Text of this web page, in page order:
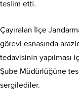
teslim etti.
Çayıralan İlçe
görevi esnasında
tedavisinin yapılması
Şube Müdürlüğüne
sergilediler.